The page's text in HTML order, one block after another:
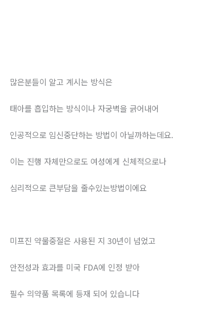
많은분들이 알고 계시는 방식은
태아를 흡입하는 방식이나 자궁벽을 긁어내어
인공적으로 임신중단하는 방법이 아닐까하는데요.
이는 진행 자체만으로도 여성에게 신체적으로나
심리적으로 큰부담을 줄수있는방법이에요
미프진 약물중절은 사용된 지 30년이 넘었고
안전성과 효과를 미국 FDA에 인정 받아
필수 의약품 목록에 등재 되어 있습니다